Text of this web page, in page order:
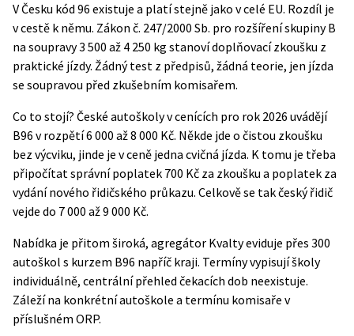
V Česku kód 96 existuje a platí stejně jako v celé EU. Rozdíl je
v cestě k němu. Zákon č. 247/2000 Sb. pro rozšíření skupiny B
na soupravy 3 500 až 4 250 kg stanoví doplňovací zkoušku z
praktické jízdy. Žádný test z předpisů, žádná teorie, jen jízda
se soupravou před zkušebním komisařem.
Co to stojí? České autoškoly v cenících pro rok 2026 uvádějí
B96 v rozpětí 6 000 až 8 000 Kč. Někde jde o čistou zkoušku
bez výcviku, jinde je v ceně jedna cvičná jízda. K tomu je třeba
připočítat správní poplatek 700 Kč za zkoušku a poplatek za
vydání nového řidičského průkazu. Celkově se tak český řidič
vejde do 7 000 až 9 000 Kč.
Nabídka je přitom široká, agregátor Kvalty eviduje přes 300
autoškol s kurzem B96 napříč kraji. Termíny vypisují školy
individuálně, centrální přehled čekacích dob neexistuje.
Záleží na konkrétní autoškole a termínu komisaře v
příslušném ORP.